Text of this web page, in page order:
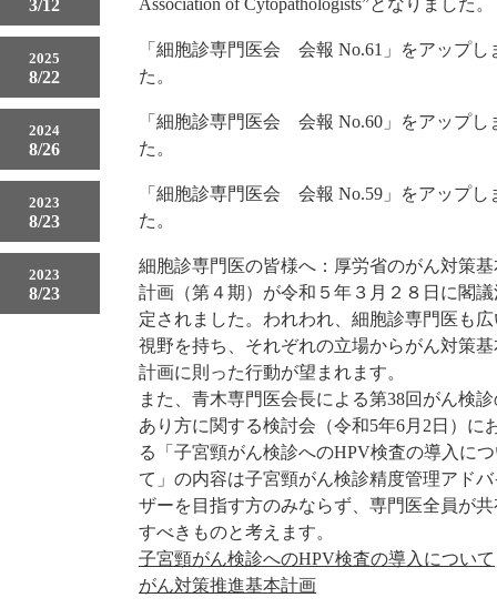
3/12
Association of Cytopathologists”となりました。
2025
8/22
「細胞診専門医会 会報 No.61」をアップし
た。
2024
8/26
「細胞診専門医会 会報 No.60」をアップし
た。
2023
8/23
「細胞診専門医会 会報 No.59」をアップし
た。
2023
8/23
細胞診専門医の皆様へ：厚労省のがん対策基
計画（第４期）が令和５年３月２８日に閣議
定されました。われわれ、細胞診専門医も広
視野を持ち、それぞれの立場からがん対策基
計画に則った行動が望まれます。
また、青木専門医会長による第38回がん検
あり方に関する検討会（令和5年6月2日）に
る「子宮頸がん検診へのHPV検査の導入に
て」の内容は子宮頸がん検診精度管理アドバ
ザーを目指す方のみならず、専門医全員が共
すべきものと考えます。
子宮頸がん検診へのHPV検査の導入について
がん対策推進基本計画